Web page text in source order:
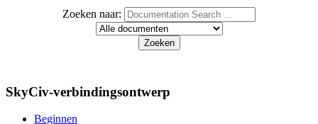
Zoeken naar:
SkyCiv-verbindingsontwerp
Beginnen